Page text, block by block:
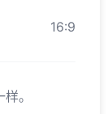
16:9
。